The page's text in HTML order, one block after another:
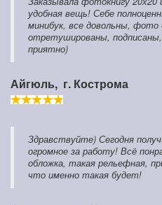
удобная вещь! Себе
минибук, все довольны,
отретушированы,
приятно)
Айгюль, г. Кострома
Здравствуйте) Сегодня
огромное за работу! Всё
обложка, такая рельефная,
что именно такая будет!